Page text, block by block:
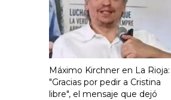
Máximo Kirchner en La Rioja:
"Gracias por pedir a Cristina
libre", el mensaje que dejó